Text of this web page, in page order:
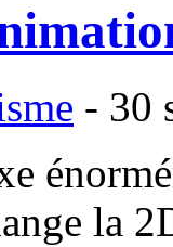
- 30
la